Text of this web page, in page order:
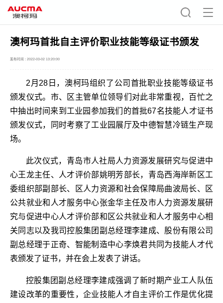
澳柯玛首批自主评价职业技能等级证书颁发
发布时间 : 2022-03-02 13:20:00
2月28日，澳柯玛组织了公司首批职业技能等级证书
颁发仪式。市、区主管单位领导们对此非常重视，百忙之
中抽出时间来到工业园参加我们的首批67名技能人才证书
颁发仪式，同时考察了工业园展厅及中德智慧冷链生产现
场。
此次仪式，青岛市人社局人力资源发展研究与促进中
心王龙主任、人才评价部姚明芳部长，青岛西海岸新区工
委组织部副部长、区人力资源和社会保障局曲波局长、区
公共就业和人才服务中心张金华主任及市人力资源发展研
究与促进中心人才评价部和区公共就业和人才服务中心相
关同志以及我司控股集团副总经理李建成、股份有限公司
副总经理于正奇、智能制造中心李焕君共同为技能人才代
表颁发了证书，并在会上发表了讲话。
控股集团副总经理李建成强调了新时期产业工人队伍
建设改革的重要性，企业技能人才自主评价工作是优化提